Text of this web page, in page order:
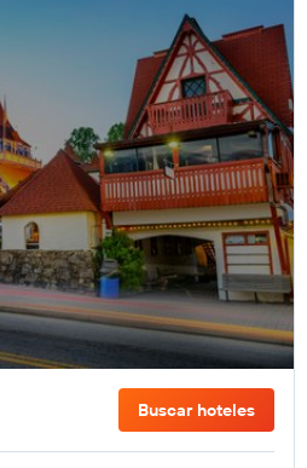
Buscar hoteles